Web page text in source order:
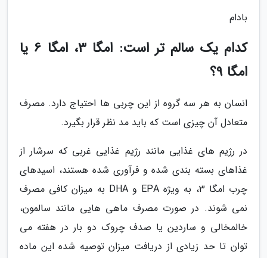
بادام
کدام یک سالم تر است: امگا 3، امگا 6 یا
امگا 9؟
انسان به هر سه گروه از این چربی ها احتیاج دارد. مصرف
متعادل آن چیزی است که باید مد نظر قرار بگیرد.
در رژیم های غذایی مانند رژیم غذایی غربی که سرشار از
غذاهای بسته بندی شده و فرآوری شده هستند، اسیدهای
چرب امگا 3، به ویژه EPA و DHA به میزان کافی مصرف
نمی شوند. در صورت مصرف ماهی هایی مانند سالمون،
خالمخالی و ساردین یا صدف چروک دو بار در هفته می
توان تا حد زیادی از دریافت میزان توصیه شده این ماده